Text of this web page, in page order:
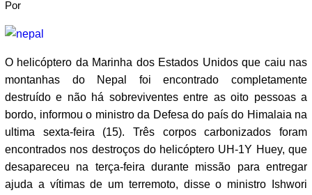
Por
O helicóptero da Marinha dos Estados Unidos que caiu nas
montanhas do Nepal foi encontrado completamente
destruído e não há sobreviventes entre as oito pessoas a
bordo, informou o ministro da Defesa do país do Himalaia na
ultima sexta-feira (15). Três corpos carbonizados foram
encontrados nos destroços do helicóptero UH-1Y Huey, que
desapareceu na terça-feira durante missão para entregar
ajuda a vítimas de um terremoto, disse o ministro Ishwori